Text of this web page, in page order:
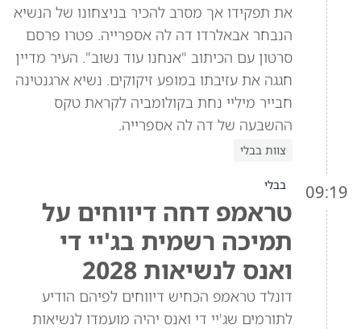
את תפקידו אך מסרב להכיר בניצחונו של הנשיא
הנבחר אבאלרדו דה לה אספרייה. פטרו פרסם
סרטון עם הכיתוב "אנחנו עוד נשוב". העיר מדיין
חגגה את עזיבתו במופע זיקוקים. נשיא ארגנטינה
חבייר מיליי נחת בקולומביה לקראת טקס
ההשבעה של דה לה אספרייה.
צוות בבלי
09:19 בבלי
טראמפ דחה דיווחים על
תמיכה רשמית בג'יי די
ואנס לנשיאות 2028
דונלד טראמפ הכחיש דיווחים לפיהם הודיע
לתורמים שג'יי די ואנס יהיה מועמדו לנשיאות